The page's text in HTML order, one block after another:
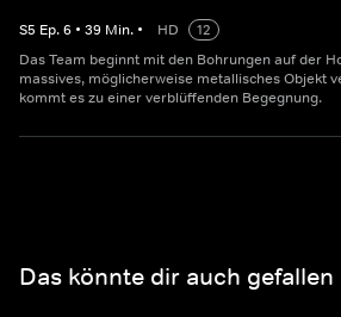
S5 Ep.6 • 39 Min. • HD
12
Das Team beginnt mit den Bohrungen auf der
massives, möglicherweise metallisches Objekt
kommt es zu einer verblüffenden Begegnung.
Das könnte dir auch gefallen